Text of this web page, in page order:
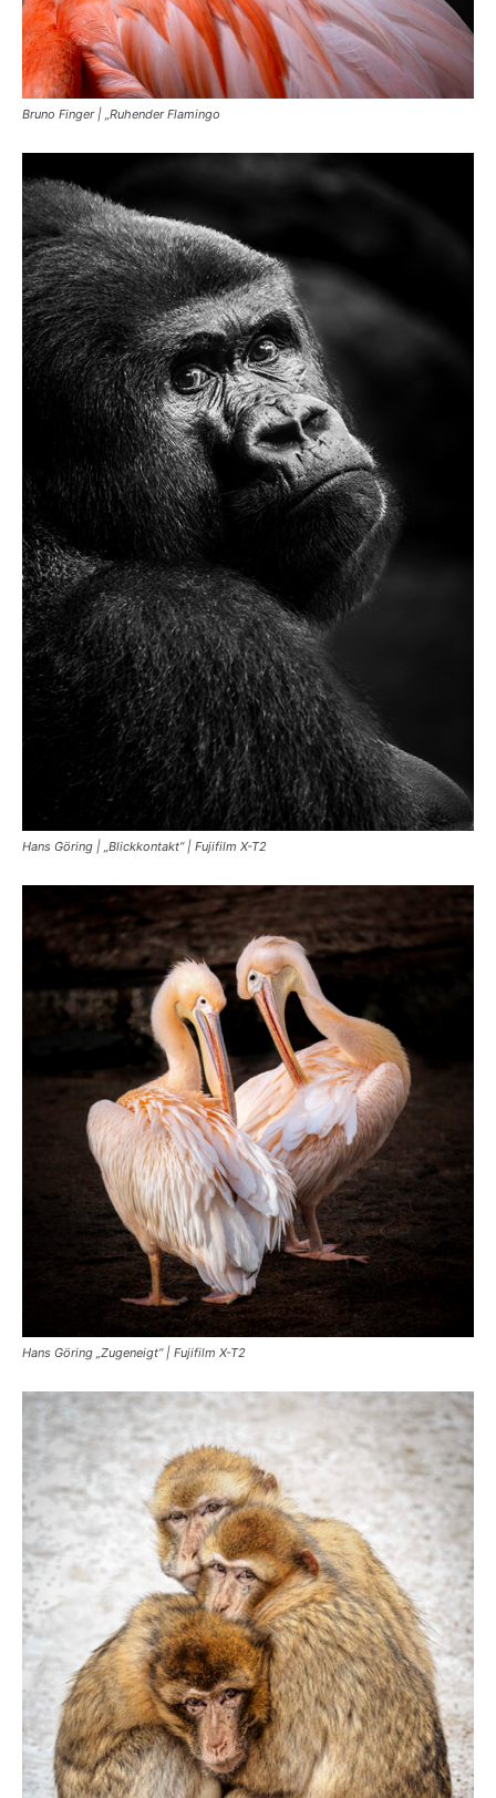
Bruno Finger | „Ruhender Flamingo
Hans Göring | „Blickkontakt“ | Fujifilm X-T2
Hans Göring „Zugeneigt“ | Fujifilm X-T2